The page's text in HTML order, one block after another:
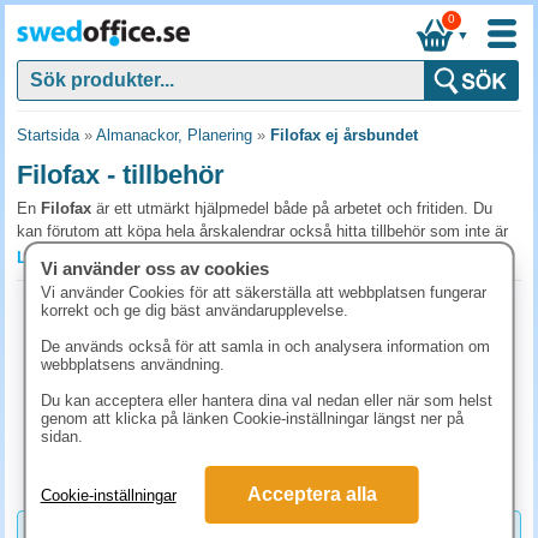
▼
0
Startsida» Almanackor, Planering » Filofax ej årsbundet
Filofax - tillbehör
En Filofax är ett utmärkt hjälpmedel både på arbetet och fritiden. Du
kan förutom att köpa hela årskalendrar också hitta tillbehör som inte är
årsbundna. På så sätt kan du göra din Filofax personlig med de tillbehör
du behöver. På grund av att behoven är individuella utifrån arbete och
livssituation, är en Filofax ett bättre val, än en vanlig kalender, eftersom
den är möjlig att anpassa.
Tips när köper tillbehör till Filofax
Se över vad det är du har användning för, innan du införskaffar dig
tillbehör till din Filofax. Linjerade blad för anteckningar är ett givet
en inköpslista när du inte har något annat i närheten. Vi erbjuder flera
typer av anteckningsblad till Filofax med varierande antal blad. Bladen
finns även i olika färger som till exempel blått, rosa och beige. Ett annat
Läs mer »
Filofax A5 Metropol svart
886.30 kr (inkl. moms)
Vi använder oss av cookies
Vi använder Cookies för att säkerställa att webbplatsen fungerar
korrekt och ge dig bäst användarupplevelse.
De används också för att samla in och analysera information om
webbplatsens användning.
Du kan acceptera eller hantera dina val nedan eller när som helst
genom att klicka på länken Cookie-inställningar längst ner på
sidan.
Cookie-inställningar Acceptera alla